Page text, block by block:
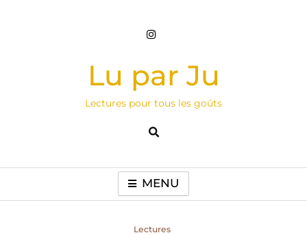
Lu par Ju
Lectures pour tous les goûts
MENU
Lectures